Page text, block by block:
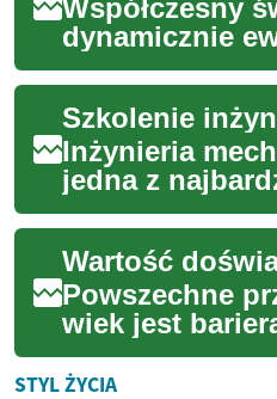
Współczesny
dynamicznie
z nim rośnie
na
mark...
Inżynieria
jedna z
inżynierii.
projektow...
Powszechne
wiek jest
zawodowym,
ustępuje
STYL ŻYCIA